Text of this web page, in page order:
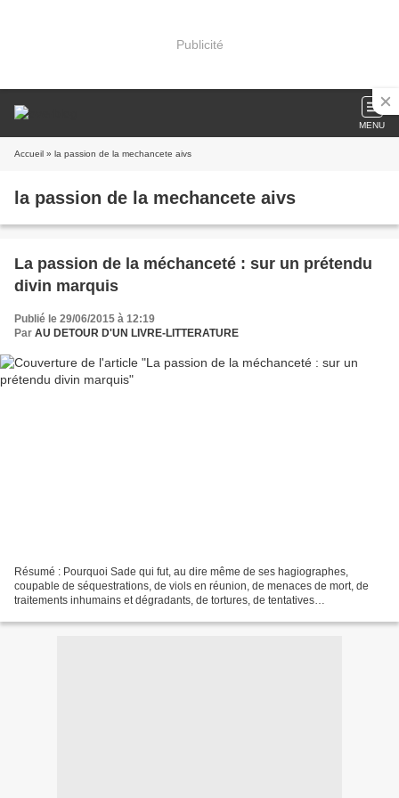
Publicité
MENU
Accueil » la passion de la mechancete aivs
la passion de la mechancete aivs
La passion de la méchanceté : sur un prétendu
divin marquis
Publié le 29/06/2015 à 12:19
Par AU DETOUR D'UN LIVRE-LITTERATURE
Résumé : Pourquoi Sade qui fut, au dire même de ses hagiographes,
coupable de séquestrations, de viols en réunion, de menaces de mort, de
traitements inhumains et dégradants, de tortures, de tentatives